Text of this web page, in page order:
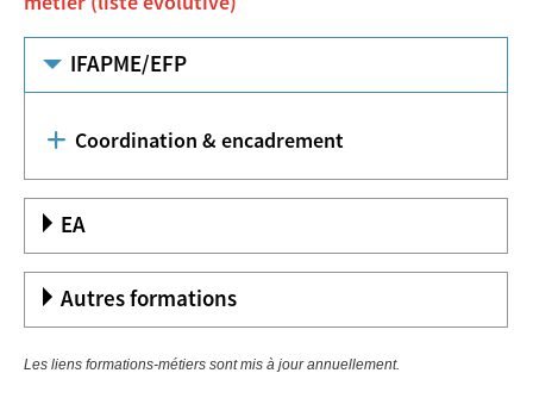
IFAPME/EFP
Coordination & encadrement
EA
Autres formations
Les liens formations-métiers sont mis à jour annuellement.